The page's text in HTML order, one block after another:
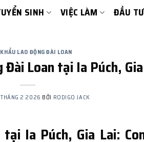
SINH VIỆC LÀM ĐẦU
LAO ĐỘNG ĐÀI LOAN
Loan tại Ia Púch,
2 2026 BỞI RODIGO JACK
Ia Púch, Gia Lai: